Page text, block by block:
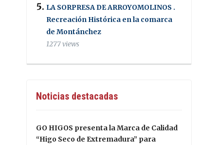
LA SORPRESA DE ARROYOMOLINOS .
Recreación Histórica en la comarca
de Montánchez
1277 views
Noticias destacadas
GO HIGOS presenta la Marca de Calidad
“Higo Seco de Extremadura” para